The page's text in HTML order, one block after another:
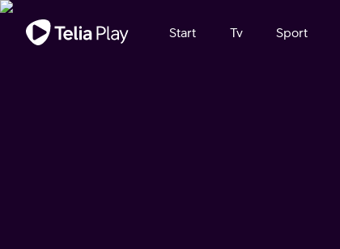
Viktigt meddelande
Start Tv Sport